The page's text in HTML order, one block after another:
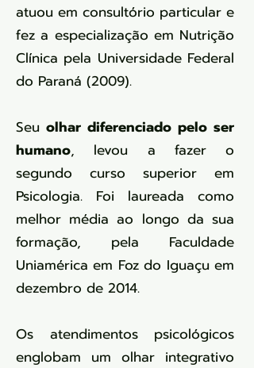
atuou em consultório particular e
fez a especialização em Nutrição
Clínica pela Universidade Federal
do Paraná (2009).
Seu olhar diferenciado pelo ser
humano, levou a fazer o
segundo curso superior em
Psicologia. Foi laureada como
melhor média ao longo da sua
formação, pela Faculdade
Uniamérica em Foz do Iguaçu em
dezembro de 2014.
Os atendimentos psicológicos
englobam um olhar integrativo